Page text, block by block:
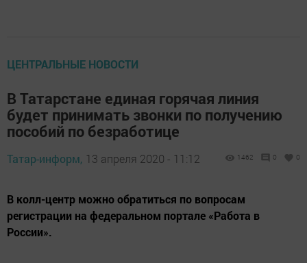
ЦЕНТРАЛЬНЫЕ НОВОСТИ
В Татарстане единая горячая линия
будет принимать звонки по получению
пособий по безработице
Татар-информ, 13 апреля 2020 - 11:12 1462 0 0
В колл-центр можно обратиться по вопросам
регистрации на федеральном портале «Работа в
России».